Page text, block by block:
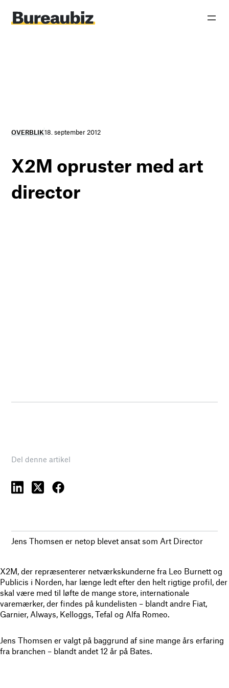
indhold
OVERBLIK18. september 2012
X2M opruster med art
director
Del denne artikel
Jens Thomsen er netop blevet ansat som Art Director
X2M, der repræsenterer netværkskunderne fra Leo Burnett og
Publicis i Norden, har længe ledt efter den helt rigtige profil, der
skal være med til løfte de mange store, internationale
varemærker, der findes på kundelisten – blandt andre Fiat,
Garnier, Always, Kelloggs, Tefal og Alfa Romeo.
Jens Thomsen er valgt på baggrund af sine mange års erfaring
fra branchen – blandt andet 12 år på Bates.